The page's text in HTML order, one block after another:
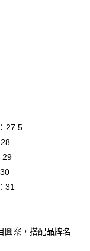
27.5
31
案，搭配品牌名